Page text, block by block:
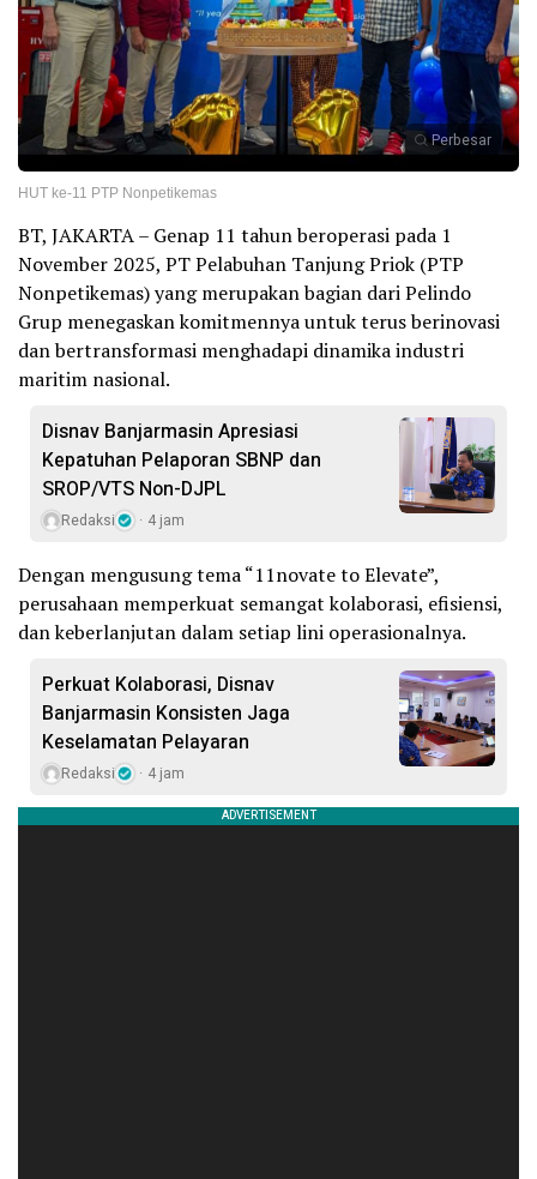
Perbesar
HUT ke-11 PTP Nonpetikemas
BT, JAKARTA – Genap 11 tahun beroperasi pada 1
November 2025, PT Pelabuhan Tanjung Priok (PTP
Nonpetikemas) yang merupakan bagian dari Pelindo
Grup menegaskan komitmennya untuk terus berinovasi
dan bertransformasi menghadapi dinamika industri
maritim nasional.
Disnav Banjarmasin Apresiasi
Kepatuhan Pelaporan SBNP dan
SROP/VTS Non-DJPL
Redaksi 4 jam
Dengan mengusung tema “11novate to Elevate”,
perusahaan memperkuat semangat kolaborasi, efisiensi,
dan keberlanjutan dalam setiap lini operasionalnya.
Perkuat Kolaborasi, Disnav
Banjarmasin Konsisten Jaga
Keselamatan Pelayaran
Redaksi 4 jam